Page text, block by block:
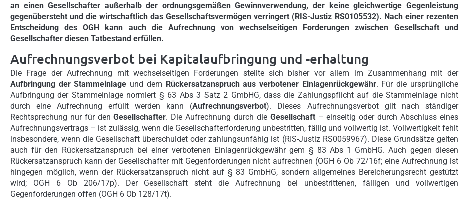
an einen Gesellschafter außerhalb der ordnungsgemäßen Gewinnverwendung, der keine gleichwertige Gegenleistung
gegenübersteht und die wirtschaftlich das Gesellschaftsvermögen verringert (RIS-Justiz RS0105532). Nach einer rezenten
Entscheidung des OGH kann auch die Aufrechnung von wechselseitigen Forderungen zwischen Gesellschaft und
Gesellschafter diesen Tatbestand erfüllen.
Aufrechnungsverbot bei Kapitalaufbringung und -erhaltung
Die Frage der Aufrechnung mit wechselseitigen Forderungen stellte sich bisher vor allem im Zusammenhang mit der
Aufbringung der Stammeinlage und dem Rückersatzanspruch aus verbotener Einlagenrückgewähr. Für die ursprüngliche
Aufbringung der Stammeinlage normiert § 63 Abs 3 Satz 2 GmbHG, dass die Zahlungspflicht auf die Stammeinlage nicht
durch eine Aufrechnung erfüllt werden kann (Aufrechnungsverbot). Dieses Aufrechnungsverbot gilt nach ständiger
Rechtsprechung nur für denGesellschafter. Die Aufrechnung durch die Gesellschaft– einseitig oder durch Abschluss eines
Aufrechnungsvertrags – ist zulässig, wenn die Gesellschafterforderung unbestritten, fällig und vollwertig ist. Vollwertigkeit fehlt
insbesondere, wenn die Gesellschaft überschuldet oder zahlungsunfähig ist (RIS-Justiz RS0059967). Diese Grundsätze gelten
auch für den Rückersatzanspruch bei einer verbotenen Einlagenrückgewähr gem § 83 Abs 1 GmbHG. Auch gegen diesen
Rückersatzanspruch kann der Gesellschafter mit Gegenforderungen nicht aufrechnen (OGH 6 Ob 72/16f; eine Aufrechnung ist
hingegen möglich, wenn der Rückersatzanspruch nicht auf § 83 GmbHG, sondern allgemeines Bereicherungsrecht gestützt
wird; OGH 6 Ob 206/17p). Der Gesellschaft steht die Aufrechnung bei unbestrittenen, fälligen und vollwertigen
Gegenforderungen offen (OGH 6 Ob 128/17t).